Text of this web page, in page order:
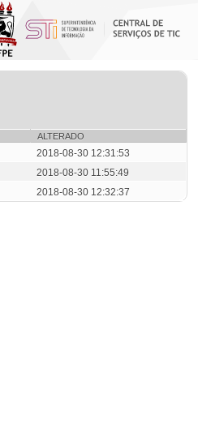
ALTERADO
2018-08-30 12:31:53
2018-08-30 11:55:49
2018-08-30 12:32:37